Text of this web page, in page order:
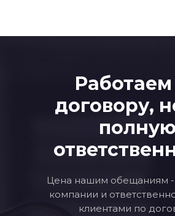
договору,
полную
Цена нашим обещаниям -
компании и
клиентами по